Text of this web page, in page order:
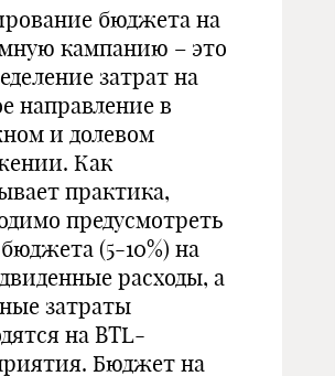
бюджета на
кампанию – это
затрат на
направление в
и долевом
Как
практика,
предусмотреть
(5-10%) на
расходы, а
затраты
на BTL-
Бюджет на